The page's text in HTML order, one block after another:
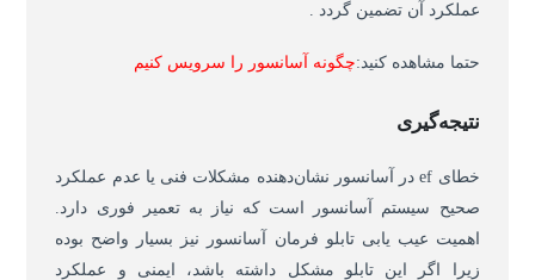
عملکرد آن تضمین گردد .
حتما مشاهده کنید:چگونه آسانسور را سرویس کنیم
نتیجه‌گیری
خطای ef در آسانسور نشان‌دهنده مشکلات فنی یا عدم عملکرد
صحیح سیستم آسانسور است که نیاز به تعمیر فوری دارد.
اهمیت عیب یابی تابلو فرمان آسانسور نیز بسیار واضح بوده
زیرا اگر این تابلو مشکل داشته باشد، ایمنی و عملکرد